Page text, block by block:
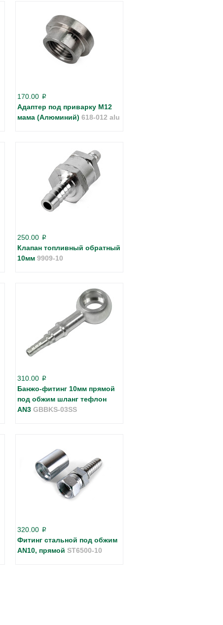
170.00 p
Адаптер под приварку M12
мама (Алюминий) 618-012 alu
250.00 p
Клапан топливный обратный
10мм 9909-10
310.00 p
Банжо-фитинг 10мм прямой
под обжим шланг тефлон
AN3 GBBKS-03SS
320.00 p
Фитинг стальной под обжим
AN10, прямой ST6500-10